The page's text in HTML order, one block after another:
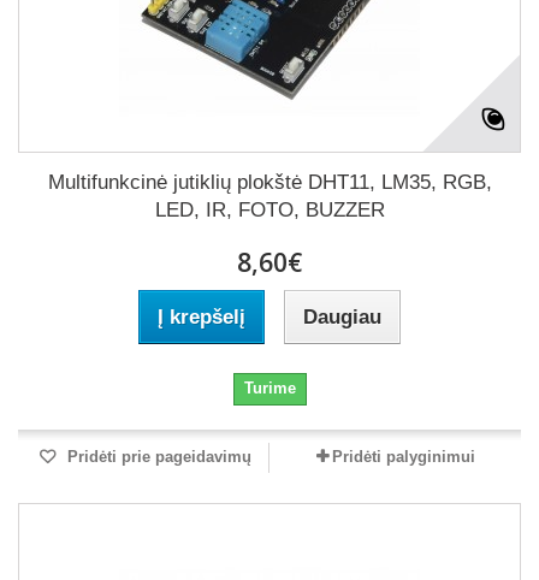
Multifunkcinė jutiklių plokštė DHT11, LM35, RGB,
LED, IR, FOTO, BUZZER
8,60€
Į krepšelį Daugiau
Turime
Pridėti prie pageidavimų Pridėti palyginimui